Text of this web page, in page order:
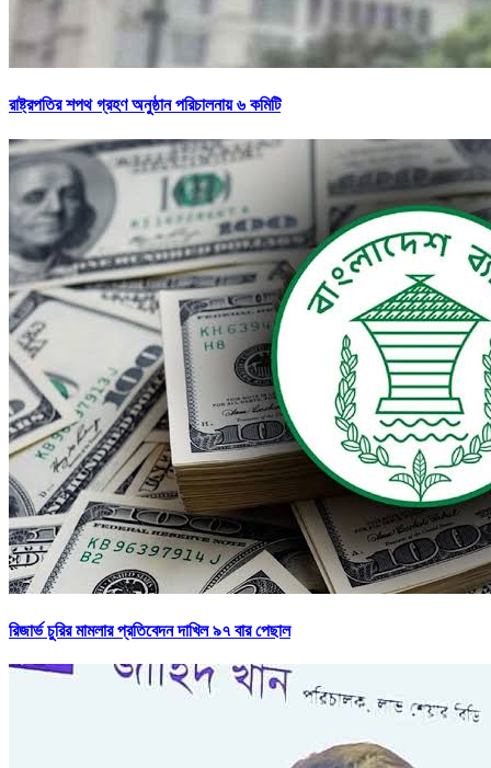
রাষ্ট্রপতির শপথ গ্রহণ অনুষ্ঠান পরিচালনায় ৬ কমিটি
রিজার্ভ চুরির মামলার প্রতিবেদন দাখিল ৯৭ বার পেছাল